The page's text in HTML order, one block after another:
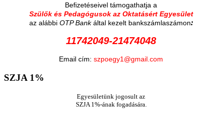
Befizetéseivel támogathatja a
Szülők és Pedagógusok az Oktatásért Egyesület
az alábbi OTP Bankáltal kezelt bankszámlaszámon:
11742049-21474048
Email cím: szpoegy1@gmail.com
SZJA1%
Egyesületünk jogosult az
SZJA 1%-ának fogadására.